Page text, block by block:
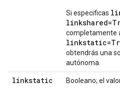
Si especificas
completamente
obtendrás una
autónoma.
linkstatic Booleano; el